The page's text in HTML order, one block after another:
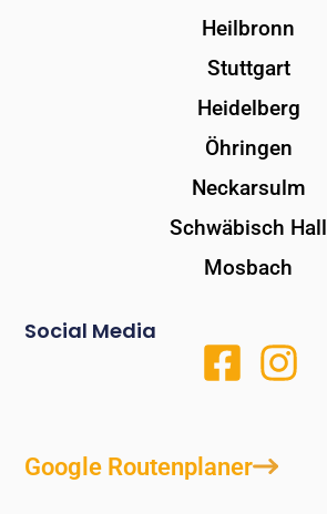
Heilbronn
Stuttgart
Heidelberg
Öhringen
Neckarsulm
Schwäbisch Hall
Mosbach
Social Media
Google Routenplaner